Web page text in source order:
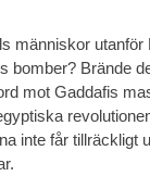
människor
bomber? Brände
mot Gaddafis
inte får tillräckligt